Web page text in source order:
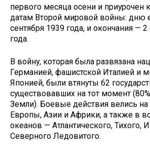
первого месяца осени и
датам Второй мировой войны: дню
сентября 1939 года, и окончания — 2
года.
В войну, которая была развязана
Германией, фашистской Италией и
Японией, были втянуты 62
существовавших на тот момент
Земли). Боевые действия велись на
Европы, Азии и Африки, а также в
океанов — Атлантического, Тихого,
Северного Ледовитого.